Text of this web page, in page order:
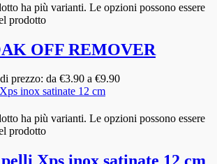
ha più varianti. Le opzioni possono essere
prodotto
OFF REMOVER
prezzo: da €3.90 a €9.90
ha più varianti. Le opzioni possono essere
prodotto